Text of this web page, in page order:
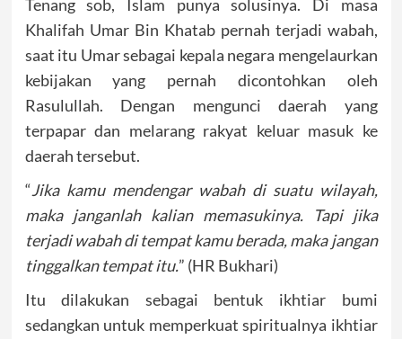
Tenang sob, Islam punya solusinya. Di masa
Khalifah Umar Bin Khatab pernah terjadi wabah,
saat itu Umar sebagai kepala negara mengelaurkan
kebijakan yang pernah dicontohkan oleh
Rasulullah. Dengan mengunci daerah yang
terpapar dan melarang rakyat keluar masuk ke
daerah tersebut.
“Jika kamu mendengar wabah di suatu wilayah,
maka janganlah kalian memasukinya. Tapi jika
terjadi wabah di tempat kamu berada, maka jangan
tinggalkan tempat itu.” (HR Bukhari)
Itu dilakukan sebagai bentuk ikhtiar bumi
sedangkan untuk memperkuat spiritualnya ikhtiar